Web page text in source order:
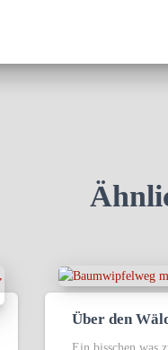
Über den